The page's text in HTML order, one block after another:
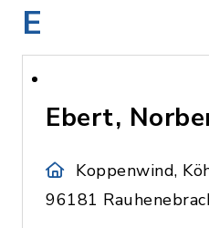
E
Ebert,
Koppenwind,
96181